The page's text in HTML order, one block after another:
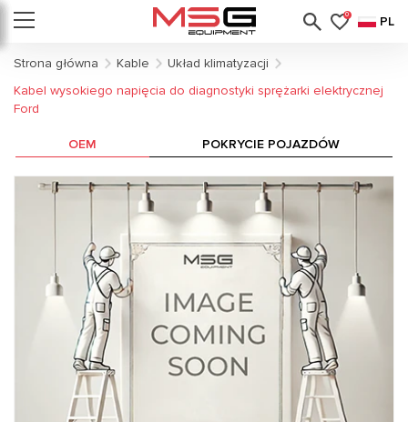
0 PL
Strona główna Kable
Układ klimatyzacji
Kabel wysokiego napięcia do diagnostyki sprężarki elektrycznej
Ford
OEM POKRYCIE POJAZDÓW